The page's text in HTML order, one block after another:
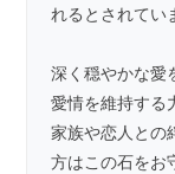
れるとされてい
深く穏やかな愛
愛情を維持する
家族や恋人との
方はこの石をお